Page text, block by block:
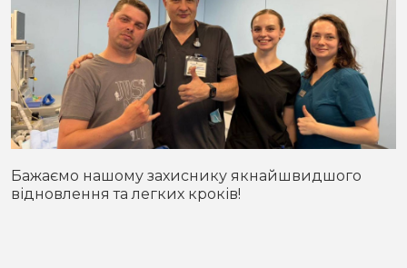
Кримінал
Здоров'я
Приватна думка
В кулуарах
Місто
Бажаємо нашому захиснику якнайшвидшого
відновлення та легких кроків!